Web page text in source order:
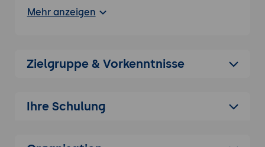
Überblick Data Science, Data Analytics
Ergebniskommunikation und Reporting
Extract, Transform, Load (ETL) mit KNIME
Mehr anzeigen
Zielgruppe & Vorkenntnisse
Ihre Schulung